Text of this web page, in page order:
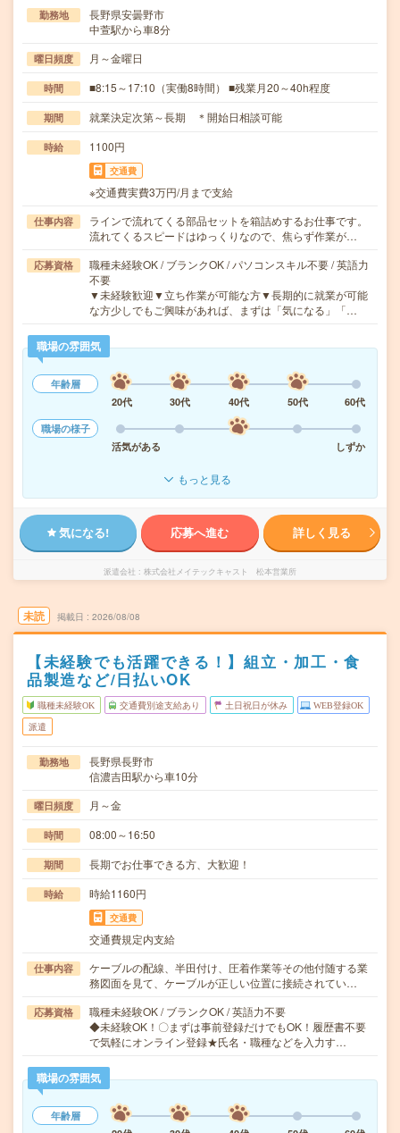
勤務地
長野県安曇野市
中萱駅から車8分
曜日頻度 月～金曜日
時間 ■8:15～17:10（実働8時間） ■残業月20～40h程度
期間 就業決定次第～長期 ＊開始日相談可能
時給 1100円
交通費
※交通費実費3万円/月まで支給
仕事内容
ラインで流れてくる部品セットを箱詰めするお仕事です。
流れてくるスピードはゆっくりなので、焦らず作業が…
応募資格
職種未経験OK / ブランクOK / パソコンスキル不要 / 英語力
不要
▼未経験歓迎▼立ち作業が可能な方▼長期的に就業が可能
な方少しでもご興味があれば、まずは「気になる」「…
職場の雰囲気
年齢層
20代
30代 40代 50代
60代
職場の様子
活気がある
しずか
もっと見る
気になる! 応募へ進む 詳しく見る
派遣会社 株式会社メイテックキャスト 松本営業所
未読 掲載日 2026/08/08
【未経験でも活躍できる！】組立・加工・食
品製造など/日払いOK
職種未経験OK 交通費別途支給あり 土日祝日が休み WEB登録OK
派遣
勤務地
長野県長野市
信濃吉田駅から車10分
曜日頻度 月～金
時間 08:00～16:50
期間 長期でお仕事できる方、大歓迎！
時給 時給1160円
交通費
交通費規定内支給
仕事内容
ケーブルの配線、半田付け、圧着作業等その他付随する業
務図面を見て、ケーブルが正しい位置に接続されてい…
応募資格
職種未経験OK / ブランクOK / 英語力不要
◆未経験OK！〇まずは事前登録だけでもOK！履歴書不要
で気軽にオンライン登録★氏名・職種などを入力す…
職場の雰囲気
年齢層